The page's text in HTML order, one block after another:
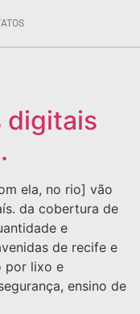
digitais
ela, no rio] vão
da cobertura de
e
de recife e
por lixo e
ensino de